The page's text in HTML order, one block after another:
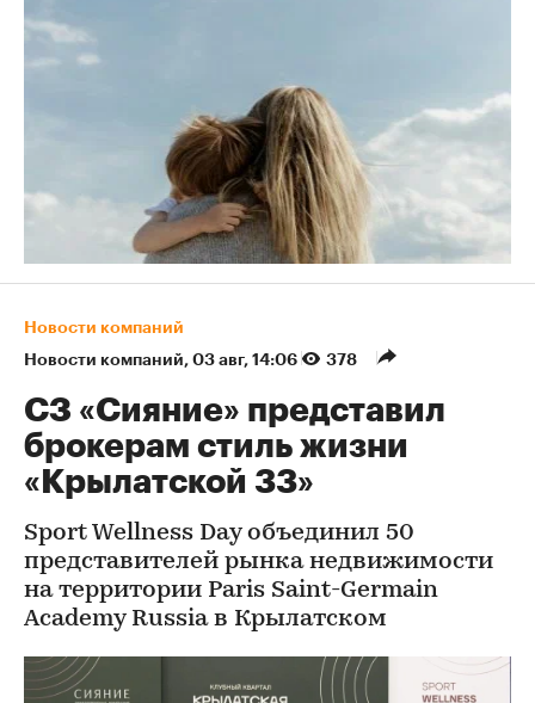
Новости компаний
Новости компаний⁠, 03 авг, 14:06 378
СЗ «Сияние» представил
брокерам стиль жизни
«Крылатской 33»
Sport Wellness Day объединил 50
представителей рынка недвижимости
на территории Paris Saint-Germain
Academy Russia в Крылатском